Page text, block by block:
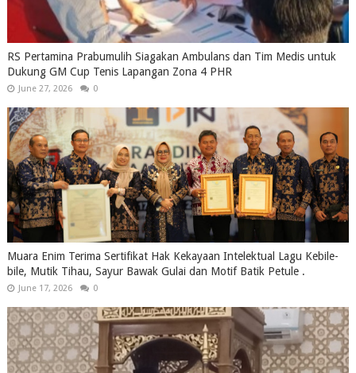
RS Pertamina Prabumulih Siagakan Ambulans dan Tim Medis untuk
Dukung GM Cup Tenis Lapangan Zona 4 PHR
June 27, 2026 0
Muara Enim Terima Sertifikat Hak Kekayaan Intelektual Lagu Kebile-
bile, Mutik Tihau, Sayur Bawak Gulai dan Motif Batik Petule .
June 17, 2026 0